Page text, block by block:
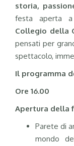
storia,
festa aperta
Collegio della
pensati per
spettacolo,
Il programma
Ore 16.00
Apertura della
Parete di
mondo